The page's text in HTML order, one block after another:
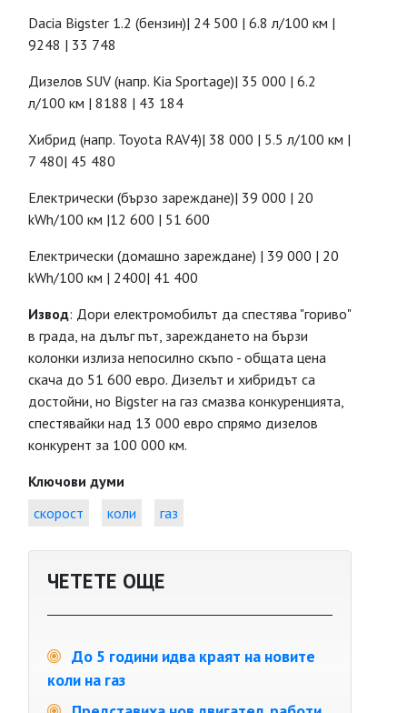
Dacia Bigster 1.2 (бензин)| 24 500 | 6.8 л/100 км |
9248 | 33 748
Дизелов SUV (напр. Kia Sportage)| 35 000 | 6.2
л/100 км | 8188 | 43 184
Хибрид (напр. Toyota RAV4)| 38 000 | 5.5 л/100 км |
7 480| 45 480
Електрически (бързо зареждане)| 39 000 | 20
kWh/100 км |12 600 | 51 600
Електрически (домашно зареждане) | 39 000 | 20
kWh/100 км | 2400| 41 400
Извод: Дори електромобилът да спестява "гориво"
в града, на дълъг път, зареждането на бързи
колонки излиза непосилно скъпо - общата цена
скача до 51 600 евро. Дизелът и хибридът са
достойни, но Bigster на газ смазва конкуренцията,
спестявайки над 13 000 евро спрямо дизелов
конкурент за 100 000 км.
Ключови думи
скорост
коли газ
ЧЕТЕТЕ ОЩЕ
До 5 години идва краят на новите
коли на газ